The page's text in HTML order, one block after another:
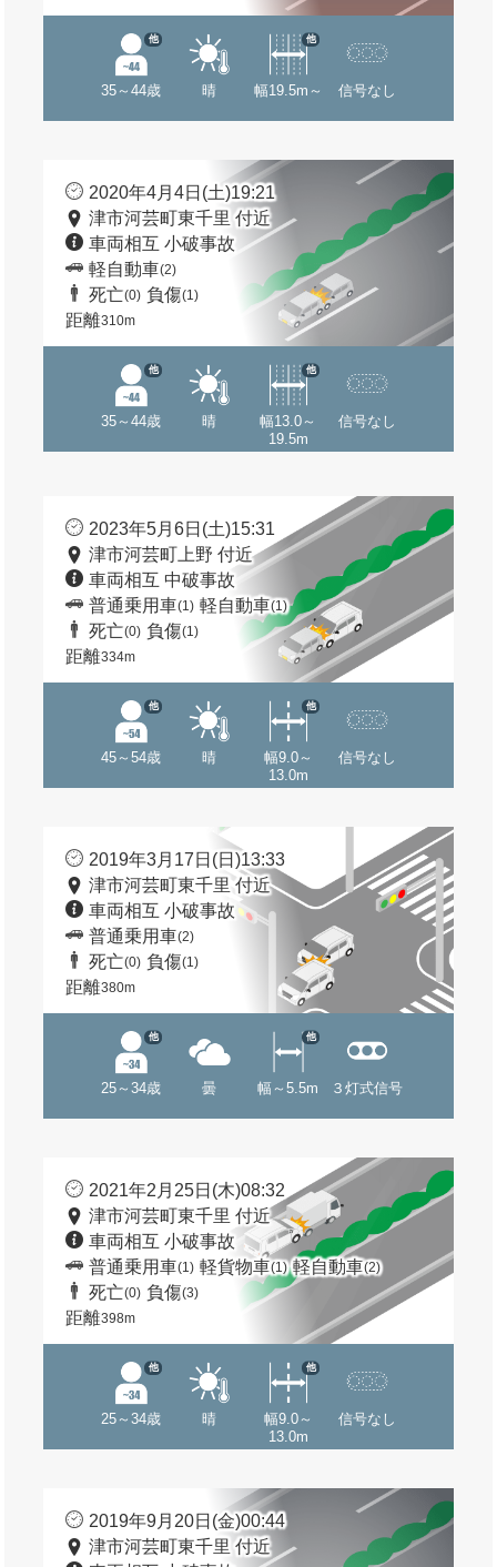
35～44歳
他
晴 幅19.5m～
他
信号なし
2020年4月4日(土)19:21
津市河芸町東千里 付近
車両相互 小破事故
軽自動車(2)
死亡(0) 負傷(1)
距離310m
35～44歳
他
晴
幅13.0～
19.5m
他
信号なし
2023年5月6日(土)15:31
津市河芸町上野 付近
車両相互 中破事故
普通乗用車(1) 軽自動車(1)
死亡(0) 負傷(1)
距離334m
45～54歳
他
晴
幅9.0～
13.0m
他
信号なし
2019年3月17日(日)13:33
津市河芸町東千里 付近
車両相互 小破事故
普通乗用車(2)
死亡(0) 負傷(1)
距離380m
25～34歳
他
曇 幅～5.5m
他
３灯式信号
2021年2月25日(木)08:32
津市河芸町東千里 付近
車両相互 小破事故
普通乗用車(1) 軽貨物車(1) 軽自動車(2)
死亡(0) 負傷(3)
距離398m
25～34歳
他
晴
幅9.0～
13.0m
他
信号なし
2019年9月20日(金)00:44
津市河芸町東千里 付近